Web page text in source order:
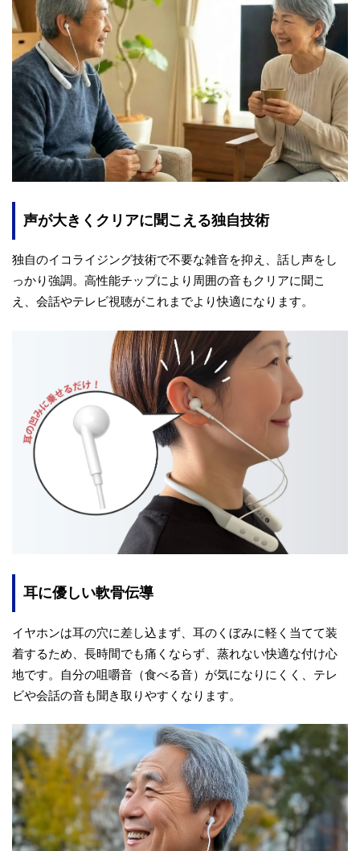
声が大きくクリアに聞こえる独自技術
独自のイコライジング技術で不要な雑音を抑え、話し声をし
っかり強調。高性能チップにより周囲の音もクリアに聞こ
え、会話やテレビ視聴がこれまでより快適になります。
耳に優しい軟骨伝導
イヤホンは耳の穴に差し込まず、耳のくぼみに軽く当てて装
着するため、長時間でも痛くならず、蒸れない快適な付け心
地です。自分の咀嚼音（食べる音）が気になりにくく、テレ
ビや会話の音も聞き取りやすくなります。